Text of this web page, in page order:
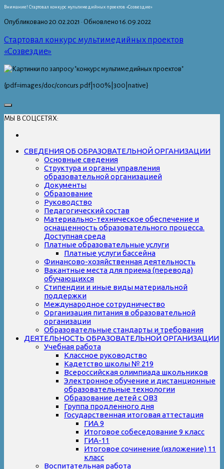
Внимание! Стартовал конкурс мультимедийных проектов «Созвездие»
Опубликовано 20.02.2021 · Обновлено 16.09.2022
Стартовал конкурс мультимедийных проектов
«Созвездие»
{pdf=images/doc/concurs.pdf|100%|300|native}
МЫ В СОЦСЕТЯХ:
СВЕДЕНИЯ ОБ ОБРАЗОВАТЕЛЬНОЙ ОРГАНИЗАЦИИ
Основные сведения
Структура и органы управления
образовательной организацией
Документы
Образование
Руководство
Педагогический состав
Материально-техническое обеспечение и
оснащенность образовательного процесса.
Доступная среда
Платные образовательные услуги
Платные услуги бассейна
Финансово-хозяйственная деятельность
Вакантные места для приема (перевода)
обучающихся
Стипендии и иные виды материальной
поддержки
Международное сотрудничество
Организация питания в образовательной
организации
Образовательные стандарты и требования
ДЕЯТЕЛЬНОСТЬ ОБРАЗОВАТЕЛЬНОЙ ОРГАНИЗАЦИИ
Учебная работа
Классное руководство
Кадетство школы № 219
Всероссийская олимпиада школьников
Электронное обучение и дистанционные
образовательные технологии
Образование детей с ОВЗ
Группа продленного дня
Государственная итоговая аттестация
ГИА 9
Итоговое собеседование 9 класс
ГИА-11
Итоговое сочинение (изложение) 11
класс
Воспитательная работа